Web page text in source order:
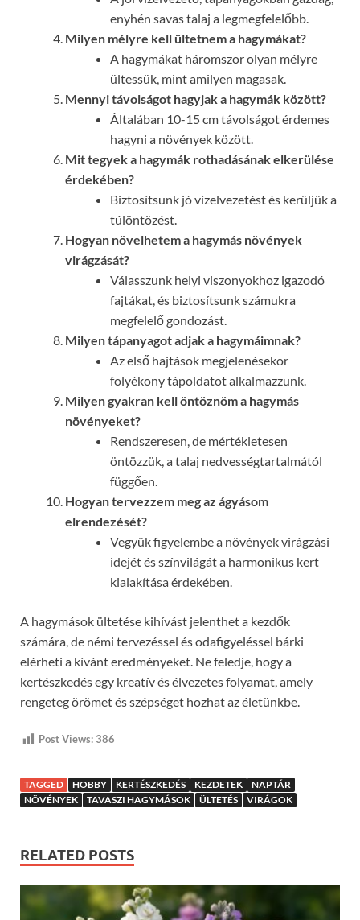
enyhén savas talaj a legmegfelelőbb.
Milyen mélyre kell ültetnem a hagymákat?
A hagymákat háromszor olyan mélyre
ültessük, mint amilyen magasak.
Mennyi távolságot hagyjak a hagymák között?
Általában 10-15 cm távolságot érdemes
hagyni a növények között.
Mit tegyek a hagymák rothadásának elkerülése
érdekében?
Biztosítsunk jó vízelvezetést és kerüljük a
túlöntözést.
Hogyan növelhetem a hagymás növények
virágzását?
Válasszunk helyi viszonyokhoz igazodó
fajtákat, és biztosítsunk számukra
megfelelő gondozást.
Milyen tápanyagot adjak a hagymáimnak?
Az első hajtások megjelenésekor
folyékony tápoldatot alkalmazzunk.
Milyen gyakran kell öntöznöm a hagymás
növényeket?
Rendszeresen, de mértékletesen
öntözzük, a talaj nedvességtartalmától
függően.
Hogyan tervezzem meg az ágyásom
elrendezését?
Vegyük figyelembe a növények virágzási
idejét és színvilágát a harmonikus kert
kialakítása érdekében.
A hagymások ültetése kihívást jelenthet a kezdők
számára, de némi tervezéssel és odafigyeléssel bárki
elérheti a kívánt eredményeket. Ne feledje, hogy a
kertészkedés egy kreatív és élvezetes folyamat, amely
rengeteg örömet és szépséget hozhat az életünkbe.
Post Views:386
TAGGED HOBBY KERTÉSZKEDÉS KEZDETEK
NAPTÁR
NÖVÉNYEK
TAVASZI HAGYMÁSOK ÜLTETÉS VIRÁGOK
RELATED POSTS